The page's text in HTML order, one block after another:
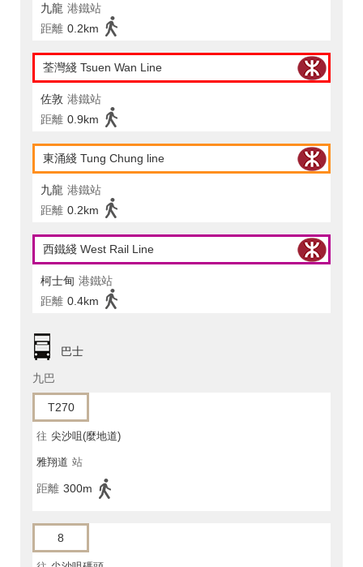
九龍 港鐵站
距離 0.2km
荃灣綫 Tsuen Wan Line
佐敦 港鐵站
距離 0.9km
東涌綫 Tung Chung line
九龍 港鐵站
距離 0.2km
西鐵綫 West Rail Line
柯士甸 港鐵站
距離 0.4km
巴士
九巴
T270
往 尖沙咀(麼地道)
雅翔道 站
距離 300m
8